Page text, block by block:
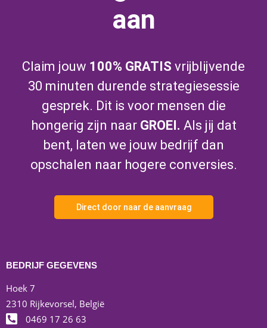
aan
Claim jouw 100% GRATIS vrijblijvende
30 minuten durende strategiesessie
gesprek. Dit is voor mensen die
hongerig zijn naar GROEI. Als jij dat
bent, laten we jouw bedrijf dan
opschalen naar hogere conversies.
Direct door naar de aanvraag
BEDRIJF GEGEVENS
Hoek 7
2310 Rijkevorsel, België
0469 17 26 63